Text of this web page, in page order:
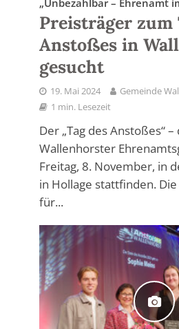
Preisträger zum
Anstoßes in
gesucht
19. Mai 2024
Gemeinde
1 min. Lesezeit
Der „Tag des Anstoßes“ –
Wallenhorster
Freitag, 8. November, in
in Hollage stattfinden.
für...